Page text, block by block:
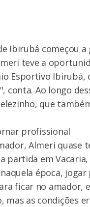
Ibirubá começou
teve a
Esportivo Ibirubá,
conta. Ao longo
que
profissional
Almeri quase
partida em
época,
ficar no amador,
mas as condições